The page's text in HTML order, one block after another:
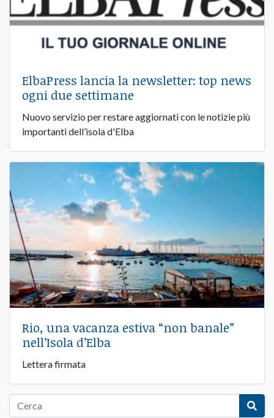
ElbaPress lancia la newsletter: top news
ogni due settimane
Nuovo servizio per restare aggiornati con le notizie più
importanti dell’isola d'Elba
Rio, una vacanza estiva “non banale”
nell’Isola d’Elba
Lettera firmata